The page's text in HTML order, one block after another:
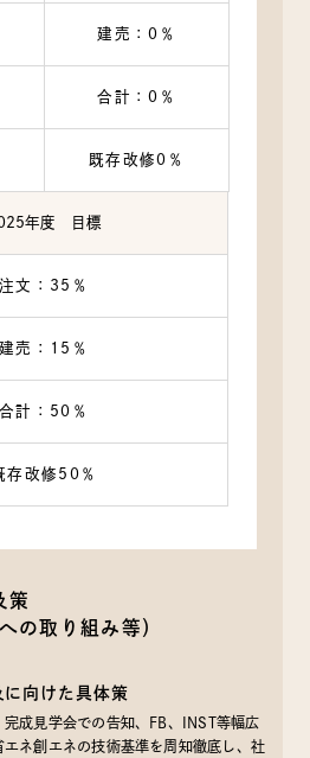
建売：0％
合計：0％
既存改修0％
年度 目標
注文：35％
建売：15％
合計：50％
存改修50％
策
の取り組み等）
に向けた具体策
完成見学会での告知、FB、INST等幅広
エネ創エネの技術基準を周知徹底し、社